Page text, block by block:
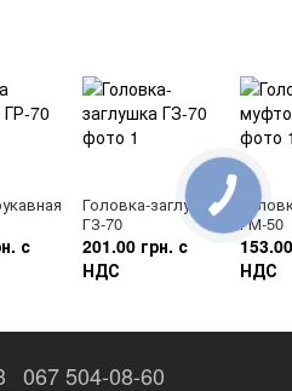
с
Головка-заглушка
ГЗ-70
201.00 грн. с
НДС
ГМ-50
НДС
067 504-08-60